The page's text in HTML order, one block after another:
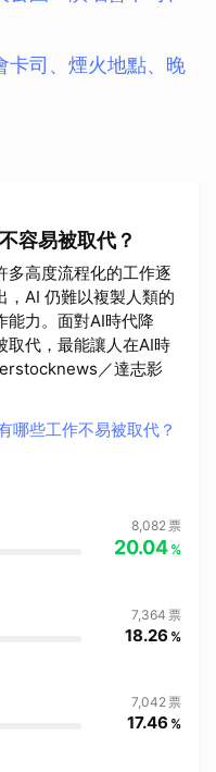
卡司、煙火地點、晚
容易被取代？
多高度流程化的工作逐
，AI 仍難以複製人類的
能力。面對AI時代降
取代，最能讓人在AI時
／達志影
哪些工作不易被取代？
8,082 票
20.04 %
7,364 票
18.26 %
7,042 票
17.46 %